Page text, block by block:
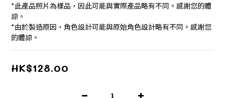
*此產品照片為樣品，因此可能與實際產品略有不同。感謝您的體
諒。
*由於製造原因，角色設計可能與原始角色設計略有不同。感謝您
的體諒。
HK$128.00